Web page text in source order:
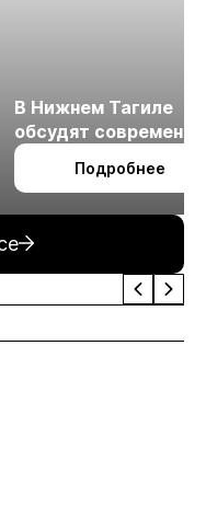
В Нижнем Тагиле
обсудят
технологии
измельчения
Подробнее